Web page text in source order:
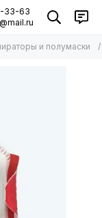
33-63
и полумаски